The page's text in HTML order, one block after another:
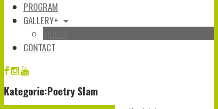
PROGRAM
GALLERY+
CONTACT
Kategorie:Poetry Slam